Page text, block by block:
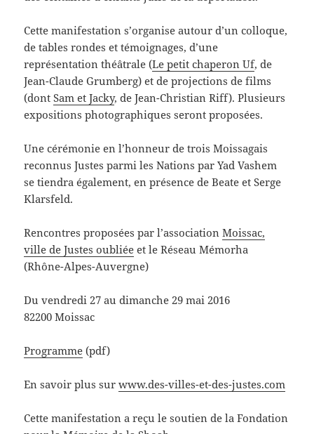
Cette manifestation s’organise autour d’un colloque,
de tables rondes et témoignages, d’une
représentation théâtrale (Le petit chaperon Uf, de
Jean-Claude Grumberg) et de projections de films
(dontSam et Jacky, de Jean-Christian Riff). Plusieurs
expositions photographiques seront proposées.
Une cérémonie en l’honneur de trois Moissagais
reconnus Justes parmi les Nations par Yad Vashem
se tiendra également, en présence de Beate et Serge
Klarsfeld.
Rencontres proposées par l’associationMoissac,
ville de Justes oubliée et le Réseau Mémorha
(Rhône-Alpes-Auvergne)
Du vendredi 27 au dimanche 29 mai 2016
82200 Moissac
Programme (pdf)
En savoir plus surwww.des-villes-et-des-justes.com
Cette manifestation a reçu le soutien de la Fondation